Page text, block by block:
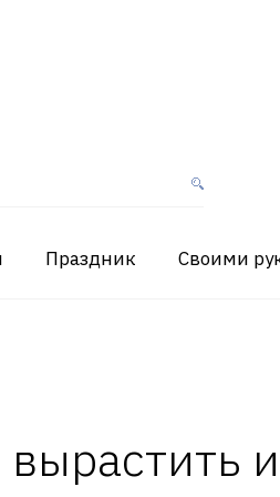
Праздник Своими